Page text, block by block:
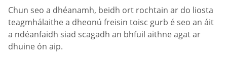
Chun seo a dhéanamh, beidh ort rochtain ar do liosta
teagmhálaithe a dheonú freisin toisc gurb é seo an áit
a ndéanfaidh siad scagadh an bhfuil aithne agat ar
dhuine ón aip.